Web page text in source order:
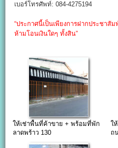
เบอร์โทรศัพท์: 084-4275194
“ประกาศนี้เป็นเพียงการฝากประชา
ห้ามโอนเงินใดๆ ทั้งสิน”
ให้เช่าพื้นที่ค้าขาย + พร้อมที่พัก
ลาดพร้าว 130
ใ
ถ